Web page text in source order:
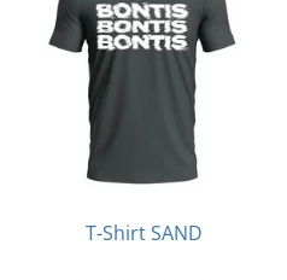
T-Shirt SAND